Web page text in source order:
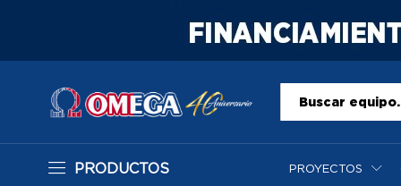
Todo
PRODUCTOS PROYECTOS